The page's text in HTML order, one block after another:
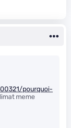
pourquoi-
meme